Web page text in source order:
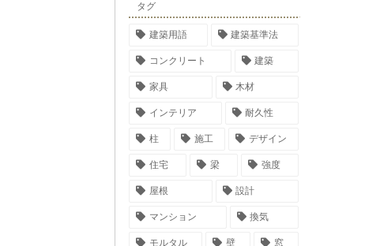
タグ
建築用語 建築基準法
コンクリート 建築
家具 木材
インテリア 耐久性
柱 施工 デザイン
住宅 梁 強度
屋根 設計
マンション 換気
モルタル 壁 窓